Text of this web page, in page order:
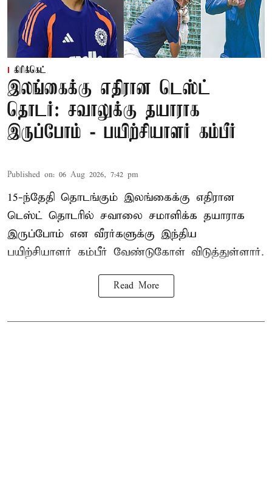
கிரிக்கெட்
இலங்கைக்கு எதிரான டெஸ்ட்
தொடர்: சவாலுக்கு தயாராக
இருப்போம் - பயிற்சியாளர் கம்பீர்
Published on: 06 Aug 2026, 7:42 pm
15-ந்தேதி தொடங்கும் இலங்கைக்கு எதிரான
டெஸ்ட் தொடரில் சவாலை சமாளிக்க தயாராக
இருப்போம் என வீரர்களுக்கு இந்திய
பயிற்சியாளர் கம்பீர் வேண்டுகோள் விடுத்துள்ளார்.
Read More